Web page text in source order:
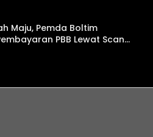
Maju, Pemda Boltim
PBB Lewat Scan